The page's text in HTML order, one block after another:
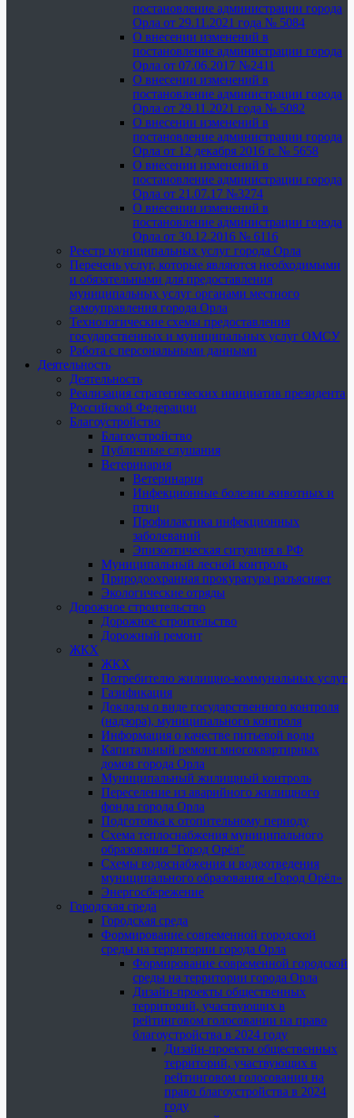
постановление администрации города
Орла от 29.11.2021 года № 5084
О внесении изменений в
постановление администрации города
Орла от 07.06.2017 №2411
О внесении изменений в
постановление администрации города
Орла от 29.11.2021 года № 5082
О внесении изменений в
постановление администрации города
Орла от 12 декабря 2016 г. № 5658
О внесении изменений в
постановление администрации города
Орла от 21.07.17 №3274
О внесении изменений в
постановление администрации города
Орла от 30.12.2016 № 6116
Реестр муниципальных услуг города Орла
Перечень услуг, которые являются необходимыми
и обязательными для предоставления
муниципальных услуг органами местного
самоуправления города Орла
Технологические схемы предоставления
государственных и муниципальных услуг ОМСУ
Работа с персональными данными
Деятельность
Деятельность
Реализация стратегических инициатив президента
Российской Федерации
Благоустройство
Благоустройство
Публичные слушания
Ветеринария
Ветеринария
Инфекционные болезни животных и
птиц
Профилактика инфекционных
заболеваний
Эпизоотическая ситуация в РФ
Муниципальный лесной контроль
Природоохранная прокуратура разъясняет
Экологические отряды
Дорожное строительство
Дорожное строительство
Дорожный ремонт
ЖКХ
ЖКХ
Потребителю жилищно-коммунальных услуг
Газификация
Доклады о виде государственного контроля
(надзора), муниципального контроля
Информация о качестве питьевой воды
Капитальный ремонт многоквартирных
домов города Орла
Муниципальный жилищный контроль
Переселение из аварийного жилищного
фонда города Орла
Подготовка к отопительному периоду
Схема теплоснабжения муниципального
образования "Город Орёл"
Схемы водоснабжения и водоотведения
муниципального образования «Город Орёл»
Энергосбережение
Городская среда
Городская среда
Формирование современной городской
среды на территории города Орла
Формирование современной городской
среды на территории города Орла
Дизайн-проекты общественных
территорий, участвующих в
рейтинговом голосовании на право
благоустройства в 2024 году
Дизайн-проекты общественных
территорий, участвующих в
рейтинговом голосовании на
право благоустройства в 2024
году